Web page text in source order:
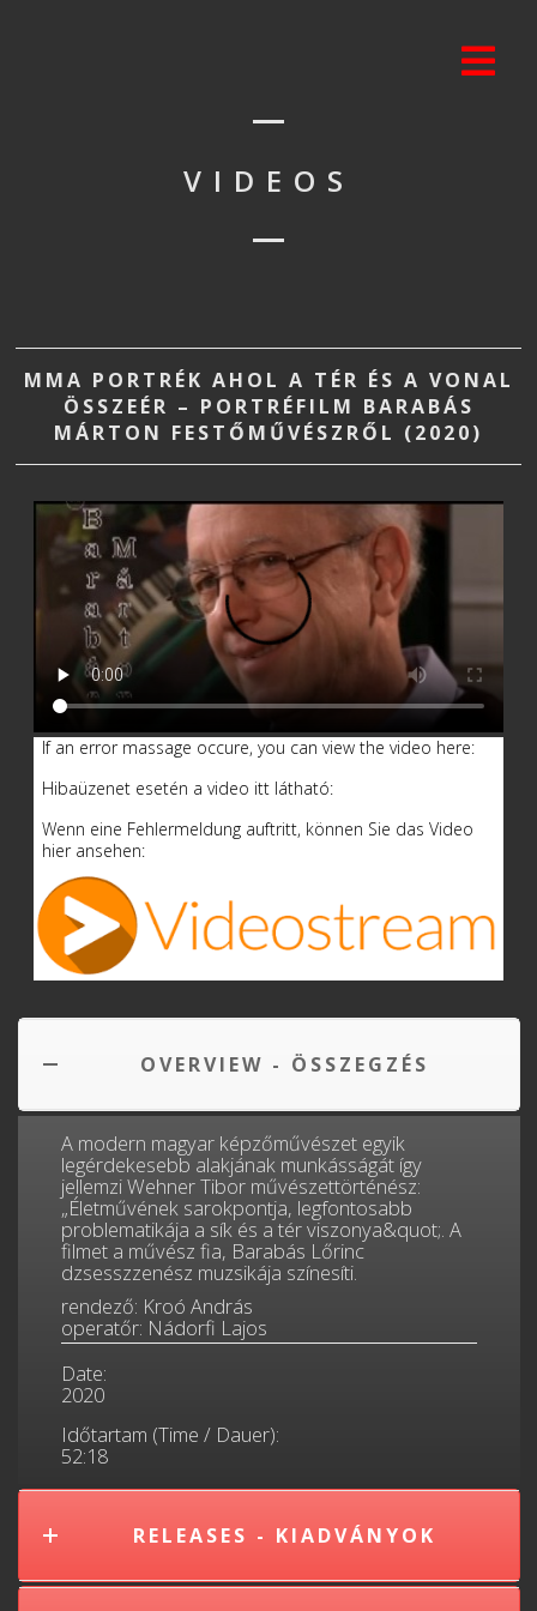
VIDEOS
MMA PORTRÉK AHOL A TÉR ÉS A VONAL
ÖSSZEÉR – PORTRÉFILM BARABÁS
MÁRTON FESTŐMŰVÉSZRŐL (2020)
If an error massage occure, you can view the video here:
Hibaüzenet esetén a video itt látható:
Wenn eine Fehlermeldung auftritt, können Sie das Video
hier ansehen:
OVERVIEW - ÖSSZEGZÉS
A modern magyar képzőművészet egyik
legérdekesebb alakjának munkásságát így
jellemzi Wehner Tibor művészettörténész:
„Életművének sarokpontja, legfontosabb
problematikája a sík és a tér viszonya&quot;. A
filmet a művész fia, Barabás Lőrinc
dzsesszzenész muzsikája színesíti.
rendező: Kroó András
operatőr: Nádorfi Lajos
Date:
2020
Időtartam (Time / Dauer):
52:18
RELEASES - KIADVÁNYOK